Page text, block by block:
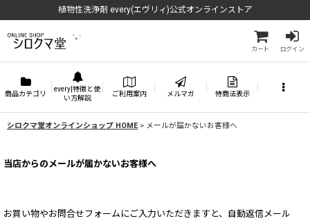
植物性洗浄剤 every(エヴリィ)公式オンラインストア
カート ログイン
商品カテゴリ
every|特徴と使
い方解説
ご利用案内 メルマガ 特商法表示
シロクマ堂オンラインショップ HOME > メールが届かないお客様へ
当店からのメールが届かないお客様へ
お買い物やお問合せフォームにご入力いただきますと、自動返信メール